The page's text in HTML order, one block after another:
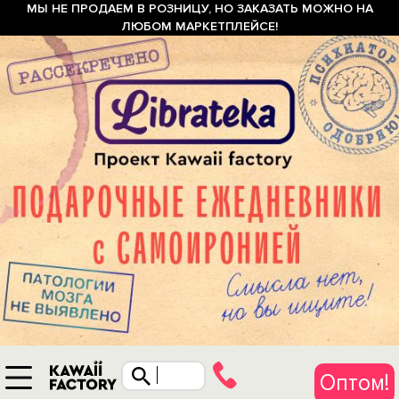
МЫ НЕ ПРОДАЕМ В РОЗНИЦУ, НО ЗАКАЗАТЬ МОЖНО НА
ЛЮБОМ МАРКЕТПЛЕЙСЕ!
Оптом!